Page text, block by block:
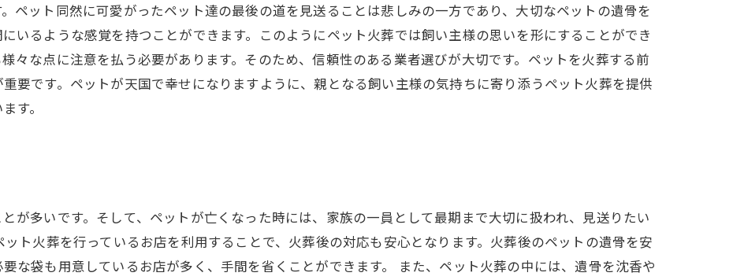
ペット同然に可愛がったペット達の最後の道を見送ることは悲しみの一方であり、大切なペットの遺骨を
いるような感覚を持つことができます。このようにペット火葬では飼い主様の思いを形にすることができ
々な点に注意を払う必要があります。そのため、信頼性のある業者選びが大切です。ペットを火葬する前
要です。ペットが天国で幸せになりますように、親となる飼い主様の気持ちに寄り添うペット火葬を提供
す。
が多いです。そして、ペットが亡くなった時には、家族の一員として最期まで大切に扱われ、見送りたい
ト火葬を行っているお店を利用することで、火葬後の対応も安心となります。火葬後のペットの遺骨を安
な袋も用意しているお店が多く、手間を省くことができます。 また、ペット火葬の中には、遺骨を沈香や